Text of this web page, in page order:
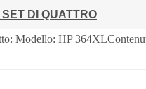
DI QUATTRO
Modello: HP